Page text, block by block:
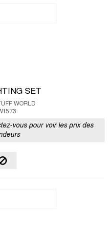
SET
WORLD
vous pour voir les prix des